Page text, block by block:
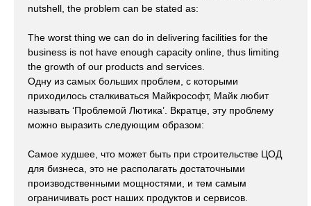
nutshell, the problem can be stated as:
The worst thing we can do in delivering facilities for the
business is not have enough capacity online, thus limiting
the growth of our products and services.
Одну из самых больших проблем, с которыми
приходилось сталкиваться Майкрософт, Майк любит
называть ‘Проблемой Лютика’. Вкратце, эту проблему
можно выразить следующим образом:
Самое худшее, что может быть при строительстве ЦОД
для бизнеса, это не располагать достаточными
производственными мощностями, и тем самым
ограничивать рост наших продуктов и сервисов.